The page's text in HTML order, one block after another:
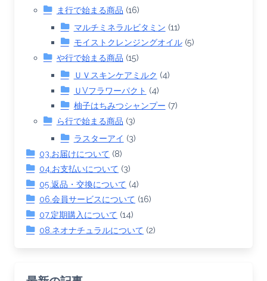
ま行で始まる商品 (16)
マルチミネラルビタミン (11)
モイストクレンジングオイル(5)
や行で始まる商品 (15)
ＵＶスキンケアミルク (4)
ＵVフラワーパクト (4)
柚子はちみつシャンプー (7)
ら行で始まる商品 (3)
ラスターアイ (3)
03.お届けについて (8)
04.お支払いについて (3)
05.返品・交換について (4)
06.会員サービスについて (16)
07.定期購入について (14)
08.ネオナチュラルについて (2)